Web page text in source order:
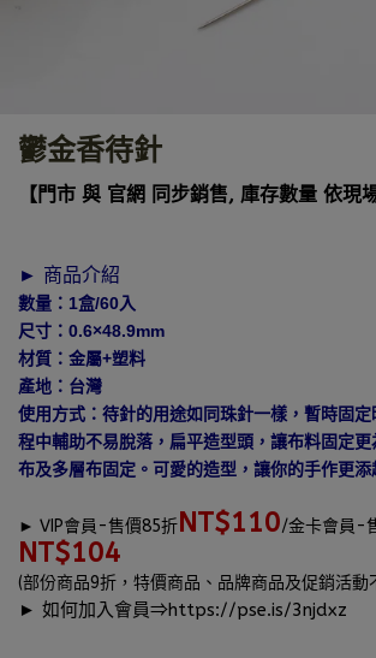
鬱金香待針
【門市 與 官網 同步銷售, 庫存數量 依現
► 商品介紹
數量：1盒/60入
尺寸：0.6×48.9mm
材質：金屬+塑料
產地：台灣
使用方式：待針的用途如同珠針一樣，暫時固
程中輔助不易脫落，扁平造型頭，讓布料固定
布及多層布固定。可愛的造型，讓你的手作更添
► VIP會員-售價85折 NT$110/金卡會員-
NT$104
(部份商品9折，特價商品、品牌商品及促銷活動
► 如何加入會員⇒https://pse.is/3njdxz